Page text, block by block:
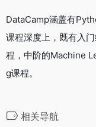
DataCamp涵盖有
课程深度上，既有入
程，中阶的Machine
g课程。
相关导航